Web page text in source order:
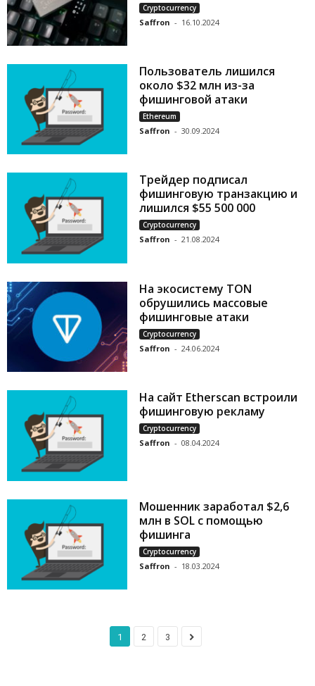
Cryptocurrency
Saffron - 16.10.2024
Пользователь лишился
около $32 млн из-за
фишинговой атаки
Ethereum
Saffron - 30.09.2024
Трейдер подписал
фишинговую транзакцию и
лишился $55 500 000
Cryptocurrency
Saffron - 21.08.2024
На экосистему TON
обрушились массовые
фишинговые атаки
Cryptocurrency
Saffron - 24.06.2024
На сайт Etherscan встроили
фишинговую рекламу
Cryptocurrency
Saffron - 08.04.2024
Мошенник заработал $2,6
млн в SOL с помощью
фишинга
Cryptocurrency
Saffron - 18.03.2024
1 2 3